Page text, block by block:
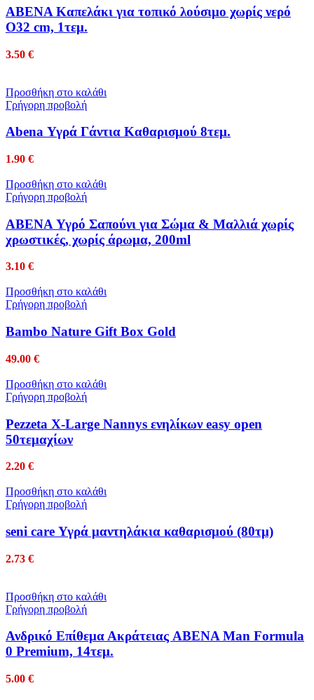
ABENA Καπελάκι για τοπικό λούσιμο χωρίς νερό
O32 cm, 1τεμ.
3.50 €
Προσθήκη στο καλάθι
Γρήγορη προβολή
Abena Υγρά Γάντια Καθαρισμού 8τεμ.
1.90 €
Προσθήκη στο καλάθι
Γρήγορη προβολή
ABENA Υγρό Σαπούνι για Σώμα & Μαλλιά χωρίς
χρωστικές, χωρίς άρωμα, 200ml
3.10 €
Προσθήκη στο καλάθι
Γρήγορη προβολή
Bambo Nature Gift Box Gold
49.00 €
Προσθήκη στο καλάθι
Γρήγορη προβολή
Pezzeta X-Large Nannys ενηλίκων easy open
50τεμαχίων
2.20 €
Προσθήκη στο καλάθι
Γρήγορη προβολή
seni care Υγρά μαντηλάκια καθαρισμού (80τμ)
2.73 €
Προσθήκη στο καλάθι
Γρήγορη προβολή
Ανδρικό Επίθεμα Ακράτειας ABENA Man Formula
0 Premium, 14τεμ.
5.00 €